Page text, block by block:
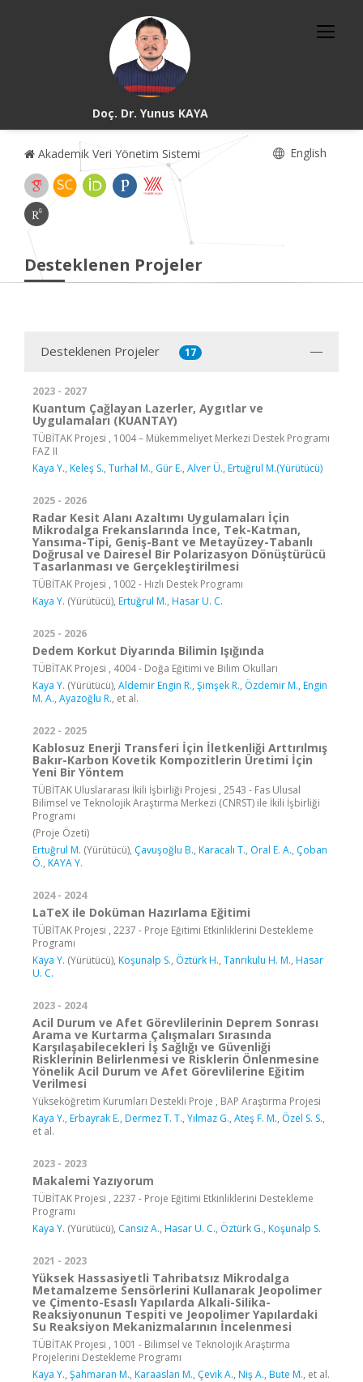
Doç. Dr. Yunus KAYA
Akademik Veri Yönetim Sistemi English
Desteklenen Projeler
Desteklenen Projeler 17
2023 - 2027
Kuantum Çağlayan Lazerler, Aygıtlar ve
Uygulamaları (KUANTAY)
TÜBİTAK Projesi , 1004 – Mükemmeliyet Merkezi Destek Programı
FAZ II
Kaya Y., Keleş S., Turhal M., Gür E., Alver Ü., Ertuğrul M.(Yürütücü)
2025 - 2026
Radar Kesit Alanı Azaltımı Uygulamaları İçin
Mikrodalga Frekanslarında İnce, Tek-Katman,
Yansıma-Tipi, Geniş-Bant ve Metayüzey-Tabanlı
Doğrusal ve Dairesel Bir Polarizasyon Dönüştürücü
Tasarlanması ve Gerçekleştirilmesi
TÜBİTAK Projesi , 1002 - Hızlı Destek Programı
Kaya Y. (Yürütücü), Ertuğrul M., Hasar U. C.
2025 - 2026
Dedem Korkut Diyarında Bilimin Işığında
TÜBİTAK Projesi , 4004 - Doğa Eğitimi ve Bilim Okulları
Kaya Y. (Yürütücü), Aldemir Engin R., Şimşek R., Özdemir M., Engin
M. A., Ayazoğlu R., et al.
2022 - 2025
Kablosuz Enerji Transferi İçin İletkenliği Arttırılmış
Bakır-Karbon Kovetik Kompozitlerin Üretimi İçin
Yeni Bir Yöntem
TÜBİTAK Uluslararası İkili İşbirliği Projesi , 2543 - Fas Ulusal
Bilimsel ve Teknolojik Araştırma Merkezi (CNRST) ile İkili İşbirliği
Programı
(Proje Özeti)
Ertuğrul M. (Yürütücü), Çavuşoğlu B., Karacalı T., Oral E. A., Çoban
Ö., KAYA Y.
2024 - 2024
LaTeX ile Doküman Hazırlama Eğitimi
TÜBİTAK Projesi , 2237 - Proje Eğitimi Etkinliklerini Destekleme
Programı
Kaya Y. (Yürütücü), Koşunalp S., Öztürk H., Tanrıkulu H. M., Hasar
U. C.
2023 - 2024
Acil Durum ve Afet Görevlilerinin Deprem Sonrası
Arama ve Kurtarma Çalışmaları Sırasında
Karşılaşabilecekleri İş Sağlığı ve Güvenliği
Risklerinin Belirlenmesi ve Risklerin Önlenmesine
Yönelik Acil Durum ve Afet Görevlilerine Eğitim
Verilmesi
Yükseköğretim Kurumları Destekli Proje , BAP Araştırma Projesi
Kaya Y., Erbayrak E., Dermez T. T., Yılmaz G., Ateş F. M., Özel S. S.,
et al.
2023 - 2023
Makalemi Yazıyorum
TÜBİTAK Projesi , 2237 - Proje Eğitimi Etkinliklerini Destekleme
Programı
Kaya Y. (Yürütücü), Cansız A., Hasar U. C., Öztürk G., Koşunalp S.
2021 - 2023
Yüksek Hassasiyetli Tahribatsız Mikrodalga
Metamalzeme Sensörlerini Kullanarak Jeopolimer
ve Çimento-Esaslı Yapılarda Alkali-Silika-
Reaksiyonunun Tespiti ve Jeopolimer Yapılardaki
Su Reaksiyon Mekanizmalarının İncelenmesi
TÜBİTAK Projesi , 1001 - Bilimsel ve Teknolojik Araştırma
Projelerini Destekleme Programı
Kaya Y., Şahmaran M., Karaaslan M., Çevik A., Niş A., Bute M., et al.